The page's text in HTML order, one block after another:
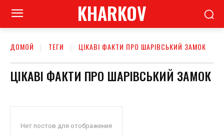
KHARKOV
ДОМОЙ ТЕГИ ЦІКАВІ ФАКТИ ПРО ШАРІВСЬКИЙ ЗАМОК
ЦІКАВІ ФАКТИ ПРО ШАРІВСЬКИЙ ЗАМОК
Нет постов для отображения